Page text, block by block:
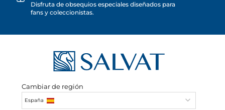
Disfruta de obsequios especiales diseñados para
fans y coleccionistas.
Cambiar de región
España